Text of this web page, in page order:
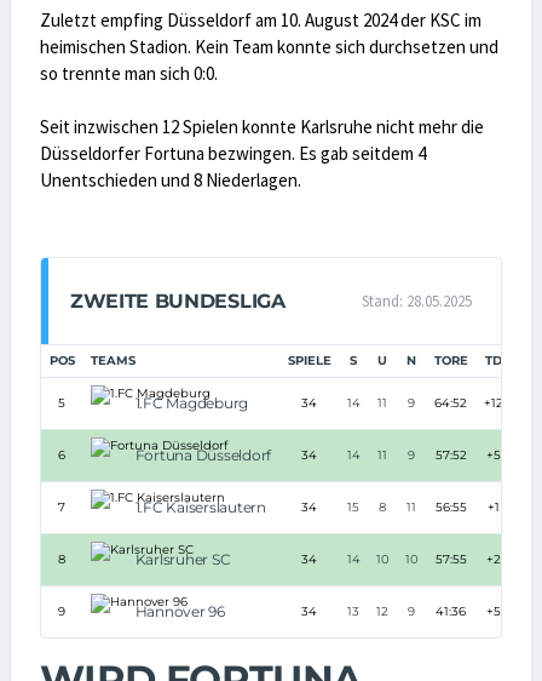
Zuletzt empfing Düsseldorf am 10. August 2024 der KSC im
heimischen Stadion. Kein Team konnte sich durchsetzen und
so trennte man sich 0:0.
Seit inzwischen 12 Spielen konnte Karlsruhe nicht mehr die
Düsseldorfer Fortuna bezwingen. Es gab seitdem 4
Unentschieden und 8 Niederlagen.
ZWEITE BUNDESLIGA Stand: 28.05.2025
POS TEAMS SPIELE S U N TORE TD
5 1.FC Magdeburg 34 14 11 9 64:52 +12
6 Fortuna Düsseldorf 34 14 11 9 57:52 +5
7 1.FC Kaiserslautern 34 15 8 11 56:55 +1
8 Karlsruher SC 34 14 10 10 57:55 +2
9 Hannover 96 34 13 12 9 41:36 +5